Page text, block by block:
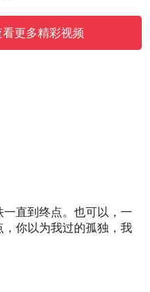
更多精彩视频
直到终点。也可以，一
你以为我过的孤独，我